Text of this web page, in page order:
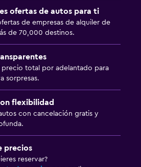
ofertas de autos para ti
de empresas de alquiler de
de 70,000 destinos.
precio total por adelantado para
sorpresas.
flexibilidad
con cancelación gratis y
precios
reservar?